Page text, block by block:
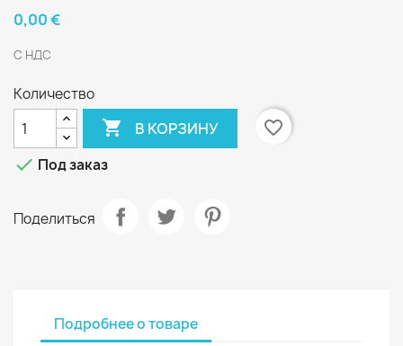
0,00 €
С НДС
Количество
 В КОРЗИНУ
favorite_border
 Под заказ
Поделиться
Подробнее о товаре